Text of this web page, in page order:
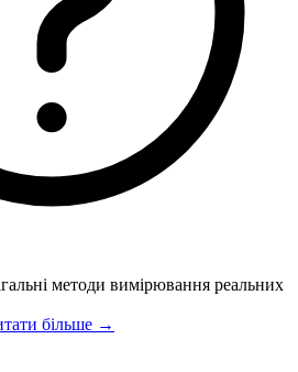
методи вимірювання реальних
більше →